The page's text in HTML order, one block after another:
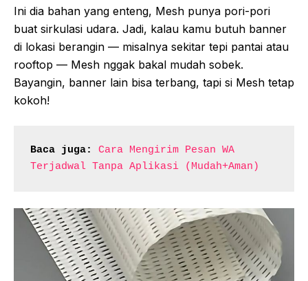
Ini dia bahan yang enteng, Mesh punya pori-pori
buat sirkulasi udara. Jadi, kalau kamu butuh banner
di lokasi berangin — misalnya sekitar tepi pantai atau
rooftop — Mesh nggak bakal mudah sobek.
Bayangin, banner lain bisa terbang, tapi si Mesh tetap
kokoh!
Baca juga:
Cara Mengirim Pesan WA
Terjadwal Tanpa Aplikasi (Mudah+Aman)